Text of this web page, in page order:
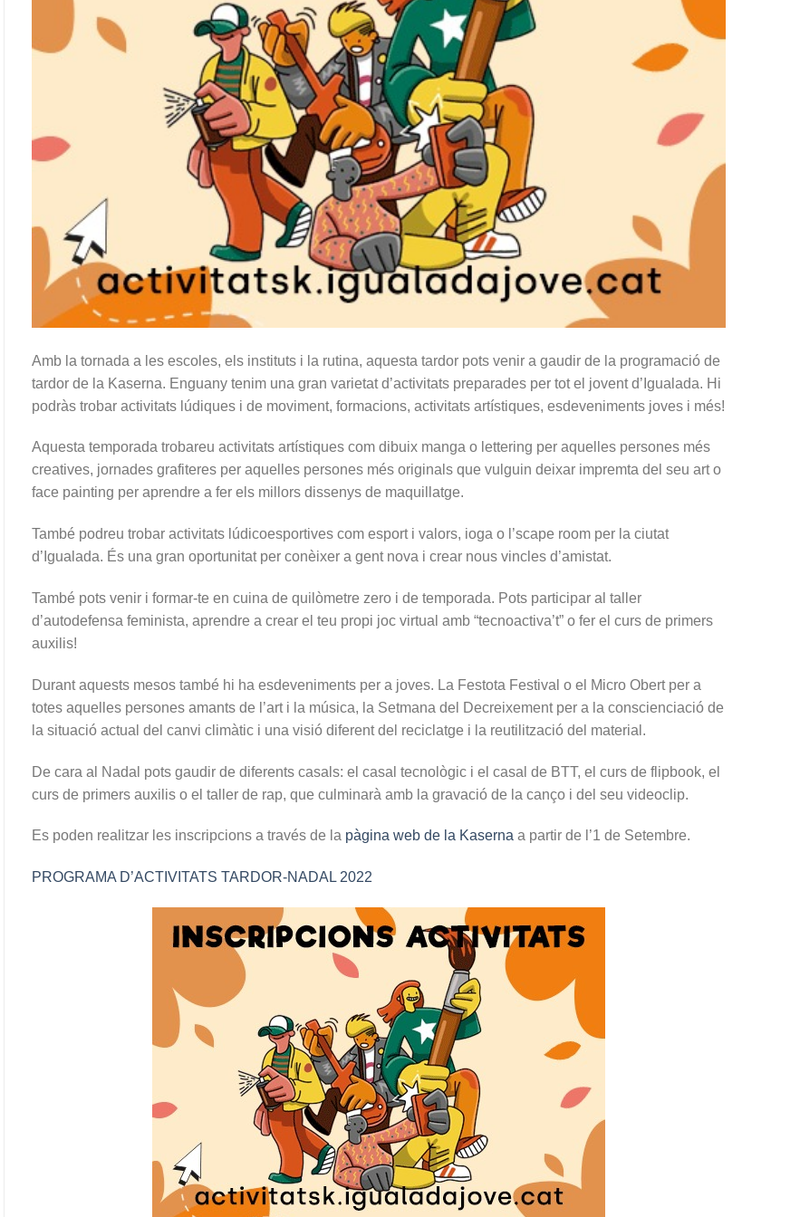
Amb la tornada a les escoles, els instituts i la rutina, aquesta tardor pots venir a gaudir de la programació de
tardor de la Kaserna. Enguany tenim una gran varietat d’activitats preparades per tot el jovent d’Igualada. Hi
podràs trobar activitats lúdiques i de moviment, formacions, activitats artístiques, esdeveniments joves i més!
Aquesta temporada trobareu activitats artístiques com dibuix manga o lettering per aquelles persones més
creatives, jornades grafiteres per aquelles persones més originals que vulguin deixar impremta del seu art o
face painting per aprendre a fer els millors dissenys de maquillatge.
També podreu trobar activitats lúdicoesportives com esport i valors, ioga o l’scape room per la ciutat
d’Igualada. És una gran oportunitat per conèixer a gent nova i crear nous vincles d’amistat.
També pots venir i formar-te en cuina de quilòmetre zero i de temporada. Pots participar al taller
d’autodefensa feminista, aprendre a crear el teu propi joc virtual amb “tecnoactiva’t” o fer el curs de primers
auxilis!
Durant aquests mesos també hi ha esdeveniments per a joves. La Festota Festival o el Micro Obert per a
totes aquelles persones amants de l’art i la música, la Setmana del Decreixement per a la conscienciació de
la situació actual del canvi climàtic i una visió diferent del reciclatge i la reutilització del material.
De cara al Nadal pots gaudir de diferents casals: el casal tecnològic i el casal de BTT, el curs de flipbook, el
curs de primers auxilis o el taller de rap, que culminarà amb la gravació de la canço i del seu videoclip.
Es poden realitzar les inscripcions a través de la pàgina web de la Kaserna a partir de l’1 de Setembre.
PROGRAMA D’ACTIVITATS TARDOR-NADAL 2022